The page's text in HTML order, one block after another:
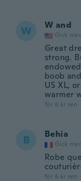
W W and
Gick
Great
strong.
boob
US XL,
warmer
för 6 år sen
B Behia
Gick
Robe
för 6 år sen